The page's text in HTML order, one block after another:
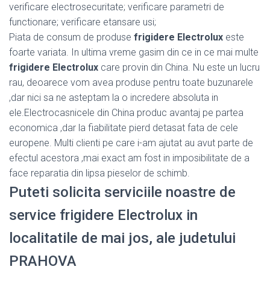
verificare electrosecuritate; verificare parametri de
functionare; verificare etansare usi;
Piata de consum de produse frigidere Electrolux este
foarte variata. In ultima vreme gasim din ce in ce mai multe
frigidere Electrolux care provin din China. Nu este un lucru
rau, deoarece vom avea produse pentru toate buzunarele
,dar nici sa ne asteptam la o incredere absoluta in
ele.Electrocasnicele din China produc avantaj pe partea
economica ,dar la fiabilitate pierd detasat fata de cele
europene. Multi clienti pe care i-am ajutat au avut parte de
efectul acestora ,mai exact am fost in imposibilitate de a
face reparatia din lipsa pieselor de schimb.
Puteti solicita serviciile noastre de
service frigidere Electrolux in
localitatile de mai jos, ale judetului
PRAHOVA